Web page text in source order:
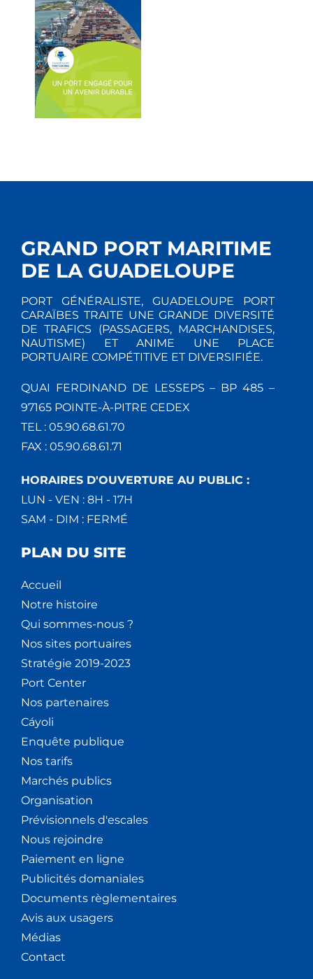
GRAND PORT MARITIME
DE LA GUADELOUPE
PORT GÉNÉRALISTE, GUADELOUPE PORT
CARAÏBES TRAITE UNE GRANDE DIVERSITÉ
DE TRAFICS (PASSAGERS, MARCHANDISES,
NAUTISME) ET ANIME UNE PLACE
PORTUAIRE COMPÉTITIVE ET DIVERSIFIÉE.
QUAI FERDINAND DE LESSEPS – BP 485 –
97165 POINTE-À-PITRE CEDEX
TEL : 05.90.68.61.70
FAX : 05.90.68.61.71
HORAIRES D'OUVERTURE AU PUBLIC :
LUN - VEN : 8H - 17H
SAM - DIM : FERMÉ
PLAN DU SITE
Accueil
Notre histoire
Qui sommes-nous ?
Nos sites portuaires
Stratégie 2019-2023
Port Center
Nos partenaires
Cáyoli
Enquête publique
Nos tarifs
Marchés publics
Organisation
Prévisionnels d'escales
Nous rejoindre
Paiement en ligne
Publicités domaniales
Documents règlementaires
Avis aux usagers
Médias
Contact